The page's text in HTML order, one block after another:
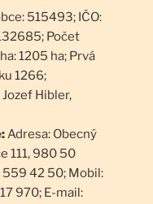
515493; IČO:
Počet
1205 ha; Prvá
1266;
Jozef Hibler,
Adresa: Obecný
111, 980 50
42 50; Mobil:
970; E-mail: